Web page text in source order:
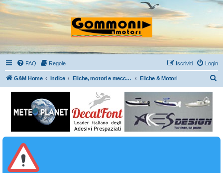
FAQ Regole Login
Iscriviti
G&M Home Indice Eliche, motori e meccanica in generale Eliche & Motori